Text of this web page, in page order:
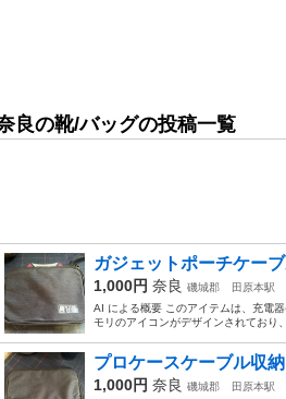
良の靴/バッグの投稿一覧
ガジェットポーチケー
1,000円 奈良 磯城郡 田原本駅
AI による概要 このアイテムは、充電
モリのアイコンがデザインされており
プロケースケーブル収納
1,000円 奈良 磯城郡 田原本駅